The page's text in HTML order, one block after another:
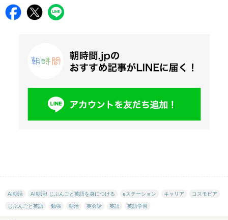
AI朝活 AI朝活! じぶんごと英語を身につける eステーション キャリア コスモピア
じぶんごと英語 勉強 朝活 英会話 英語 英語学習